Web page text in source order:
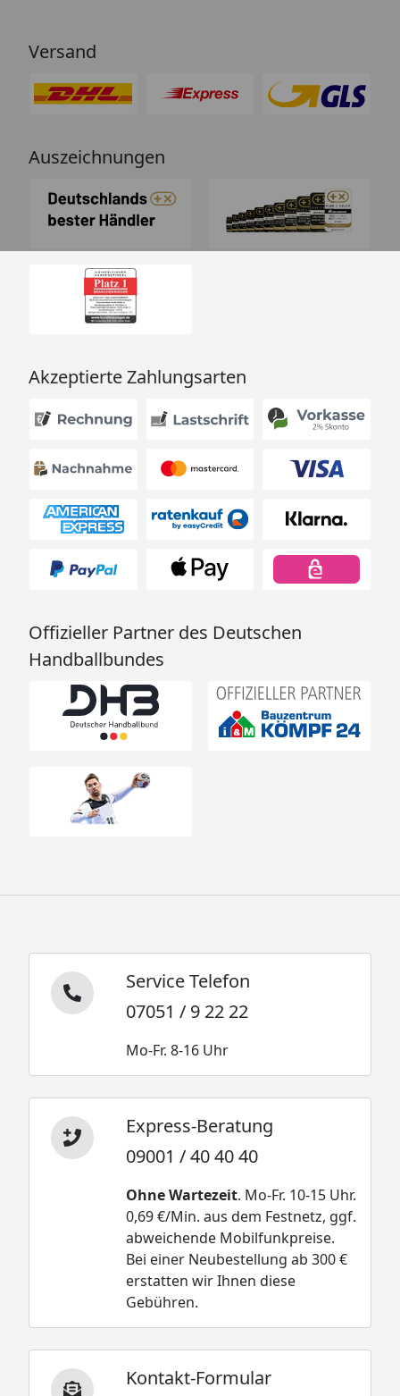
Versand
Auszeichnungen
Akzeptierte Zahlungsarten
Offizieller Partner des Deutschen
Handballbundes
Service Telefon
07051 / 9 22 22
Mo-Fr. 8-16 Uhr
Express-Beratung
09001 / 40 40 40
Ohne Wartezeit. Mo-Fr. 10-15 Uhr.
0,69 €/Min. aus dem Festnetz, ggf.
abweichende Mobilfunkpreise.
Bei einer Neubestellung ab 300 €
erstatten wir Ihnen diese
Gebühren.
Kontakt-Formular